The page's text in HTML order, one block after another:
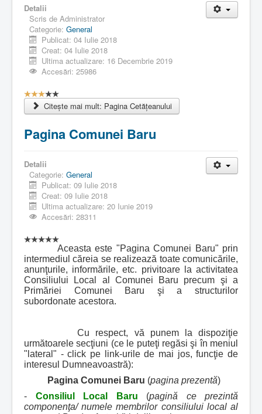
Detalii
Scris de Administrator
Categorie: General
Publicat: 04 Iulie 2018
Creat: 04 Iulie 2018
Ultima actualizare: 16 Decembrie 2019
Accesări: 25986
E
v
a
u
e
a
o
r
:
3
5
Citește mai mult: Pagina Cetăţeanului
Pagina Comunei Baru
Detalii
Categorie: General
Publicat: 09 Iulie 2018
Creat: 09 Iulie 2018
Ultima actualizare: 20 Iunie 2019
Accesări: 28311
Aceasta este "Pagina Comunei Baru" prin
intermediul căreia se realizează toate comunicările,
anunţurile, informările, etc. privitoare la activitatea
Consiliului Local al Comunei Baru precum şi a
Primăriei Comunei Baru şi a structurilor
subordonate acestora.
Cu respect, vă punem la dispoziţie
următoarele secţiuni (ce le puteţi regăsi şi în meniul
"lateral" - click pe link-urile de mai jos, funcţie de
interesul Dumneavoastră):
Pagina Comunei Baru (pagina prezentă)
- Consiliul Local Baru (pagină ce prezintă
componenţa/ numele membrilor consiliului local al